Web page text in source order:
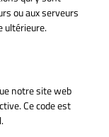
ou aux serveurs
ultérieure.
notre site web
Ce code est